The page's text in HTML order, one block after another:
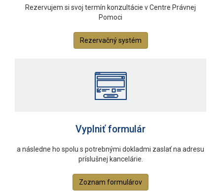
Rezervujem si svoj termín konzultácie v Centre Právnej
Pomoci
Rezervačný systém
Vyplniť formulár
a následne ho spolu s potrebnými dokladmi zaslať na adresu
príslušnej kancelárie.
Zoznam formulárov